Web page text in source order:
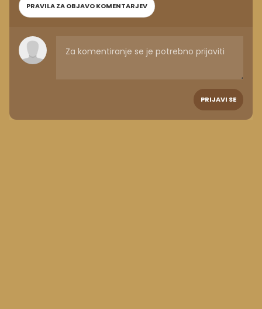
PRAVILA ZA OBJAVO KOMENTARJEV
PRIJAVI SE